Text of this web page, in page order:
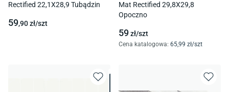
Rectified 22,1X28,9 Tubądzin
59,90zł/szt
Mat Rectified 29,8X29,8
Opoczno
59zł/szt
Cena katalogowa: 65,99 zł/szt